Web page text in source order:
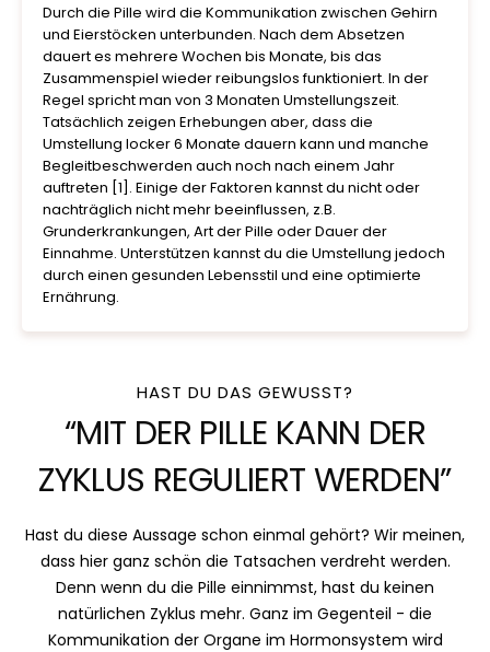
Durch die Pille wird die Kommunikation zwischen Gehirn
und Eierstöcken unterbunden. Nach dem Absetzen
dauert es mehrere Wochen bis Monate, bis das
Zusammenspiel wieder reibungslos funktioniert. In der
Regel spricht man von 3 Monaten Umstellungszeit.
Tatsächlich zeigen Erhebungen aber, dass die
Umstellung locker 6 Monate dauern kann und manche
Begleitbeschwerden auch noch nach einem Jahr
auftreten [1]. Einige der Faktoren kannst du nicht oder
nachträglich nicht mehr beeinflussen, z.B.
Grunderkrankungen, Art der Pille oder Dauer der
Einnahme. Unterstützen kannst du die Umstellung jedoch
durch einen gesunden Lebensstil und eine optimierte
Ernährung.
HAST DU DAS GEWUSST?
“MIT DER PILLE KANN DER
ZYKLUS REGULIERT WERDEN”
Hast du diese Aussage schon einmal gehört? Wir meinen,
dass hier ganz schön die Tatsachen verdreht werden.
Denn wenn du die Pille einnimmst, hast du keinen
natürlichen Zyklus mehr. Ganz im Gegenteil - die
Kommunikation der Organe im Hormonsystem wird